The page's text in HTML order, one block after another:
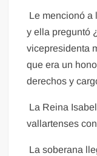
Le mencionó
y ella preguntó
vicepresidenta
que era un
derechos y
La Reina
vallartenses
La soberana